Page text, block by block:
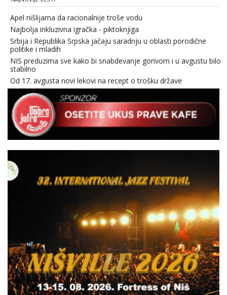
Apel nišlijama da racionalnije troše vodu
Najbolja inkluzivna igračka - piktoknjiga
Srbija i Republika Srpska jačaju saradnju u oblasti porodične
politike i mladih
NIS preduzima sve kako bi snabdevanje gorivom i u avgustu bilo
stabilno
Od 17. avgusta novi lekovi na recept o trošku države